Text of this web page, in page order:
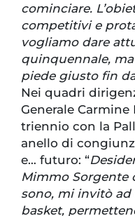
cominciare.
competitivi e
vogliamo dare
quinquennale,
piede giusto fin
Nei quadri
Generale
triennio con la
anello di
e… futuro: “
Mimmo Sorgente
sono, mi invitò
basket,